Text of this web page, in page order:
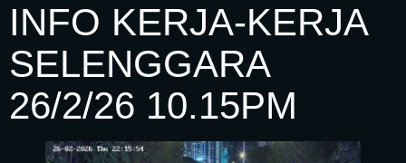
INFO KERJA-KERJA
SELENGGARA
26/2/26 10.15PM